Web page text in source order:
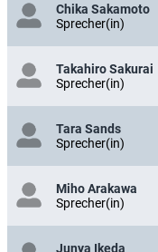
Chika Sakamoto
Sprecher(in)
Takahiro Sakurai
Sprecher(in)
Tara Sands
Sprecher(in)
Miho Arakawa
Sprecher(in)
Junya Ikeda